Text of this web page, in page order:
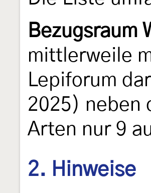
Bezugsraum
mittlerweile
Lepiforum
2025) neben
Arten nur 9
2. Hinweise